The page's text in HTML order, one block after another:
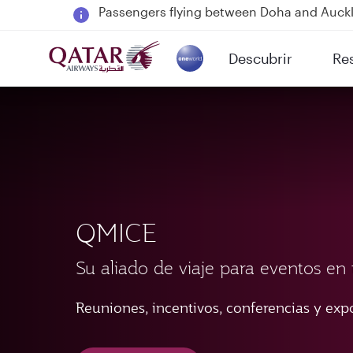
18 June 2026: Updates on Travelling with
6 August 2026: Qatar Airways flight
Qatar Airways Expands Global Network to
Descubrir
(active)
QMICE
Su aliado de viaje para eventos
Reuniones, incentivos, conferencias y